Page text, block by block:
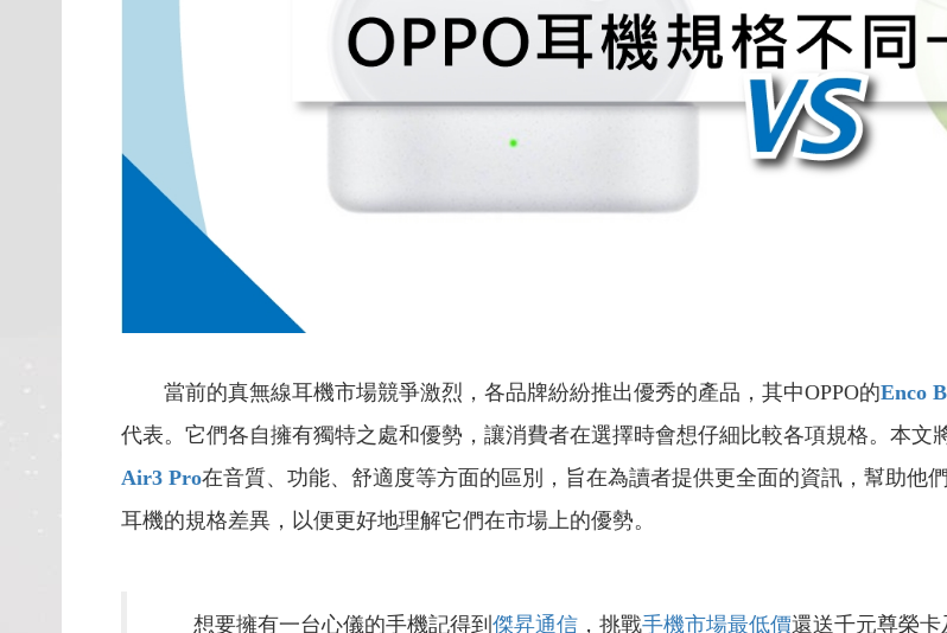
當前的真無線耳機市場競爭激烈，各品牌紛紛推出優秀的產品，其中OPPO的Enco
代表。它們各自擁有獨特之處和優勢，讓消費者在選擇時會想仔細比較各項規格。本文
Air3 Pro在音質、功能、舒適度等方面的區別，旨在為讀者提供更全面的資訊，幫助他
耳機的規格差異，以便更好地理解它們在市場上的優勢。
想要擁有一台心儀的手機記得到 傑昇通信 ，挑戰手機市場最低價還送千元尊榮卡